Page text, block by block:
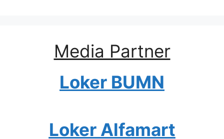
Media Partner
Loker BUMN
Loker Alfamart